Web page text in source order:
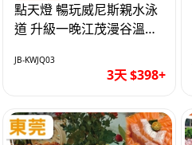
點天燈 暢玩威尼斯親水泳
道 升級一晚江茂漫谷溫泉
純玩3天
JB-KWJQ03
3天 $398+